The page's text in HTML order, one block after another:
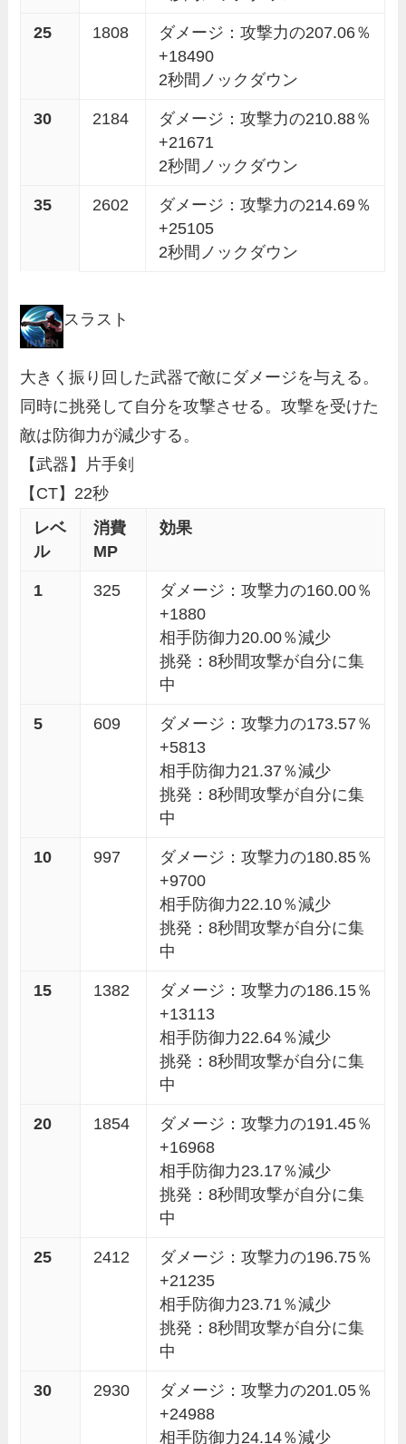
25 1808
ダメージ：攻撃力の207.06％
+18490
2秒間ノックダウン
30 2184
ダメージ：攻撃力の210.88％
+21671
2秒間ノックダウン
35 2602
ダメージ：攻撃力の214.69％
+25105
2秒間ノックダウン
スラスト
大きく振り回した武器で敵にダメージを与える。
同時に挑発して自分を攻撃させる。攻撃を受けた
敵は防御力が減少する。
【武器】片手剣
【CT】22秒
レベ
ル
消費
MP
効果
1 325
ダメージ：攻撃力の160.00％
+1880
相手防御力20.00％減少
挑発：8秒間攻撃が自分に集
中
5 609
ダメージ：攻撃力の173.57％
+5813
相手防御力21.37％減少
挑発：8秒間攻撃が自分に集
中
10 997
ダメージ：攻撃力の180.85％
+9700
相手防御力22.10％減少
挑発：8秒間攻撃が自分に集
中
15 1382
ダメージ：攻撃力の186.15％
+13113
相手防御力22.64％減少
挑発：8秒間攻撃が自分に集
中
20 1854
ダメージ：攻撃力の191.45％
+16968
相手防御力23.17％減少
挑発：8秒間攻撃が自分に集
中
25 2412
ダメージ：攻撃力の196.75％
+21235
相手防御力23.71％減少
挑発：8秒間攻撃が自分に集
中
30 2930
ダメージ：攻撃力の201.05％
+24988
相手防御力24.14％減少